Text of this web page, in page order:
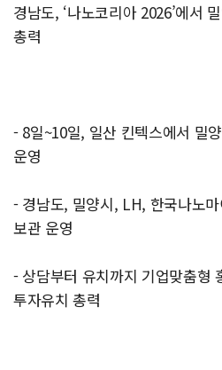
경남도, ‘나노코리아 2026’에서
총력
- 8일~10일, 일산 킨텍스에서 밀
운영
- 경남도, 밀양시, LH, 한국나노
보관 운영
- 상담부터 유치까지 기업맞춤형
투자유치 총력